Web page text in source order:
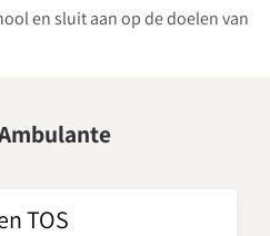
en sluit aan op de doelen van
TOS